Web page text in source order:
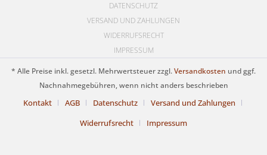
DATENSCHUTZ
VERSAND UND ZAHLUNGEN
WIDERRUFSRECHT
IMPRESSUM
* Alle Preise inkl. gesetzl. Mehrwertsteuer zzgl.Versandkosten und ggf.
Nachnahmegebühren, wenn nicht anders beschrieben
Kontakt AGB Datenschutz
Versand und Zahlungen
Widerrufsrecht
Impressum